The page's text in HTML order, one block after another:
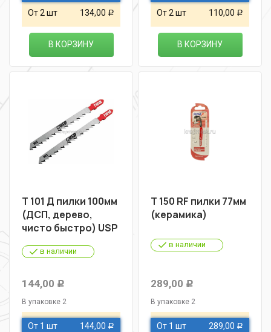
От 2 шт 134,00 Р
В КОРЗИНУ
От 2 шт 110,00 Р
В КОРЗИНУ
Т 101 Д пилки 100мм
(ДСП, дерево,
чисто быстро) USP
в наличии
144,00 Р
В упаковке 2
От 1 шт 144,00 Р
Т 150 RF пилки 77мм
(керамика)
в наличии
289,00 Р
В упаковке 2
От 1 шт 289,00 Р